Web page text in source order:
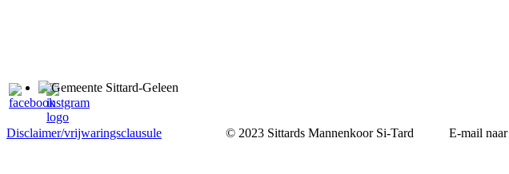
Disclaimer/vrijwaringsclausule © 2023 Sittards Mannenkoor Si-Tard E-mail naar